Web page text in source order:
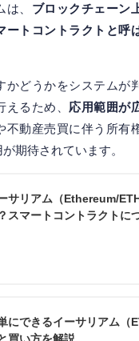
、 ブロックチェーン
ートコントラクトと呼
かどうかをシステムが
るため、 応用範囲が
動産売買に伴う所有
期待されています。
サリアム（Ethereum/
スマートコントラクトに
にできるイーサリアム（